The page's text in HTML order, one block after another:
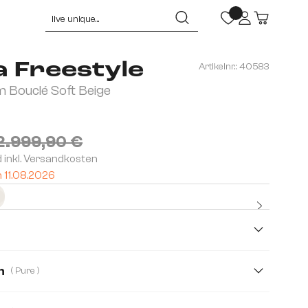
Freestyle
Bouclé Soft Beige
Artikelnr.: 40583
€
inkl. Versandkosten
( Pure )